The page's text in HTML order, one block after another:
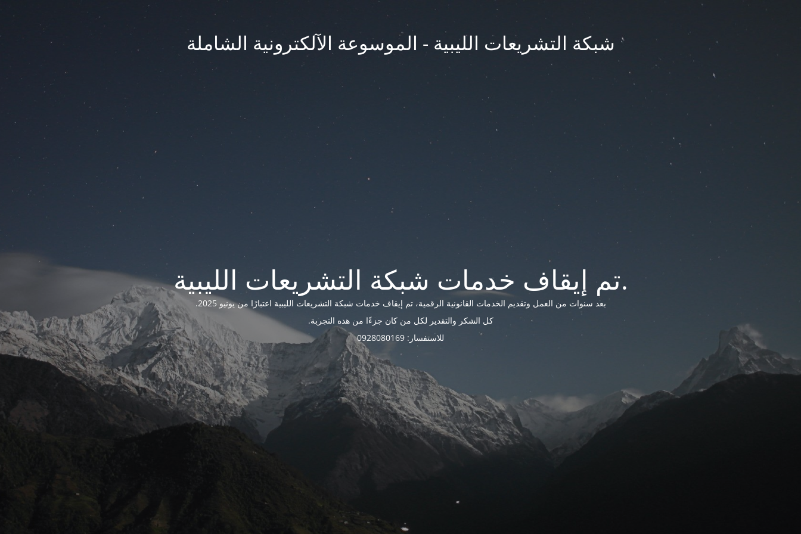
شبكة التشريعات الليبية - الموسوعة الآلكترونية الشاملة
تم إيقاف خدمات شبكة التشريعات الليبية.
بعد سنوات من العمل وتقديم الخدمات القانونية الرقمية، تم إيقاف خدمات شبكة التشريعات الليبية اعتبارًا من يونيو 2025.
كل الشكر والتقدير لكل من كان جزءًا من هذه التجربة.
للاستفسار: 0928080169